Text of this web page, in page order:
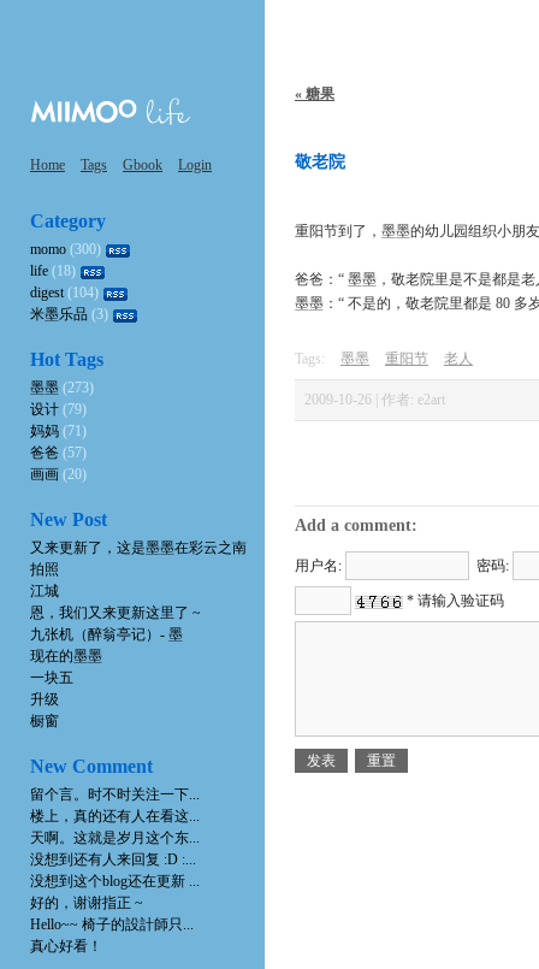
Home Tags Gbook Login
« 糖果
敬老院
重阳节到了，墨墨的幼儿园组织小朋
爸爸：“ 墨墨，敬老院里是不是都是老
墨墨：“ 不是的，敬老院里都是 80 多
Tags: 墨墨 重阳节 老人
2009-10-26 | 作者: e2art
Add a comment:
用户名: 密码:
* 请输入验证码
Category
momo (300)
life (18)
digest(104)
米墨乐品 (3)
Hot Tags
墨墨 (273)
设计 (79)
妈妈 (71)
爸爸 (57)
画画 (20)
New Post
又来更新了，这是墨墨在彩云之南
拍照
江城
恩，我们又来更新这里了 ~
九张机（醉翁亭记）- 墨
现在的墨墨
一块五
升级
橱窗
New Comment
留个言。时不时关注一下...
楼上，真的还有人在看这...
天啊。这就是岁月这个东...
没想到还有人来回复 :D :...
没想到这个blog还在更新 ...
好的，谢谢指正 ~
Hello~~ 椅子的設計師只...
真心好看！